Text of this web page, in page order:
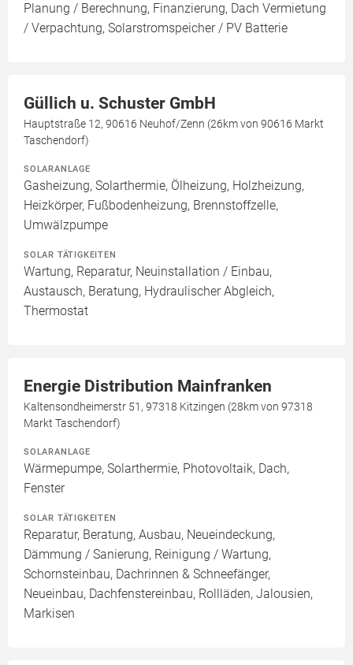
Planung / Berechnung, Finanzierung, Dach Vermietung
/ Verpachtung, Solarstromspeicher / PV Batterie
Güllich u. Schuster GmbH
Hauptstraße 12, 90616 Neuhof/Zenn (26km von 90616 Markt
Taschendorf)
SOLARANLAGE
Gasheizung, Solarthermie, Ölheizung, Holzheizung,
Heizkörper, Fußbodenheizung, Brennstoffzelle,
Umwälzpumpe
SOLAR TÄTIGKEITEN
Wartung, Reparatur, Neuinstallation / Einbau,
Austausch, Beratung, Hydraulischer Abgleich,
Thermostat
Energie Distribution Mainfranken
Kaltensondheimerstr 51, 97318 Kitzingen (28km von 97318
Markt Taschendorf)
SOLARANLAGE
Wärmepumpe, Solarthermie, Photovoltaik, Dach,
Fenster
SOLAR TÄTIGKEITEN
Reparatur, Beratung, Ausbau, Neueindeckung,
Dämmung / Sanierung, Reinigung / Wartung,
Schornsteinbau, Dachrinnen & Schneefänger,
Neueinbau, Dachfenstereinbau, Rollläden, Jalousien,
Markisen